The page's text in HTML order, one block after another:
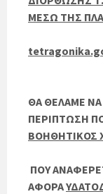
ΜΕΣΩ ΤΗΣ
ΘΑ ΘΕΛΑΜΕ
ΠΕΡΙΠΤΩΣΗ
ΒΟΗΘΗΤΙΚΟΣ
ΠΟΥ
ΑΦΟΡΑ